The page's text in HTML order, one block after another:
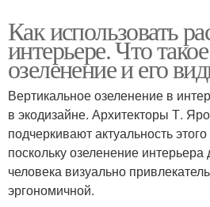
Как использовать
интерьере. Что
озеленение и его
Вертикальное озеленение в
в экодизайне. Архитекторы Т.
подчеркивают актуальность
поскольку озеленение
человека визуально
эргономичной.